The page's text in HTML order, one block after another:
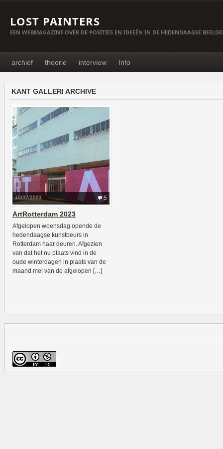
LOST PAINTERS
EEN WEBMAGAZINE OVER DE POSITIES EN IDEEËN IN DE HEDENDAAGSE
archief theorie interview Info
KANT GALLERI ARCHIVE
5
10/02/2023
ArtRotterdam 2023
Afgelopen woensdag opende de
hedendaagse kunstbeurs in
Rotterdam haar deuren. Afgezien
van dat het nu plaats vind in de
oude winterdagen in plaats van de
maand mei van de afgelopen […]